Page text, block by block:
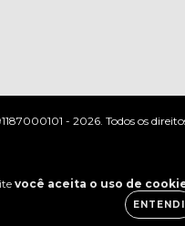
você aceita o uso de
ENTENDI
- 2026. Todos os